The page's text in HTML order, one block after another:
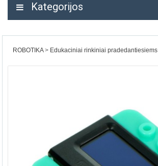
Kategorijos
ROBOTIKA Edukaciniai rinkiniai pradedantiesiems